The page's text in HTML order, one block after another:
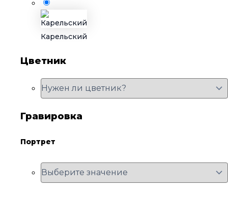
Карельский
Цветник
Гравировка
Портрет